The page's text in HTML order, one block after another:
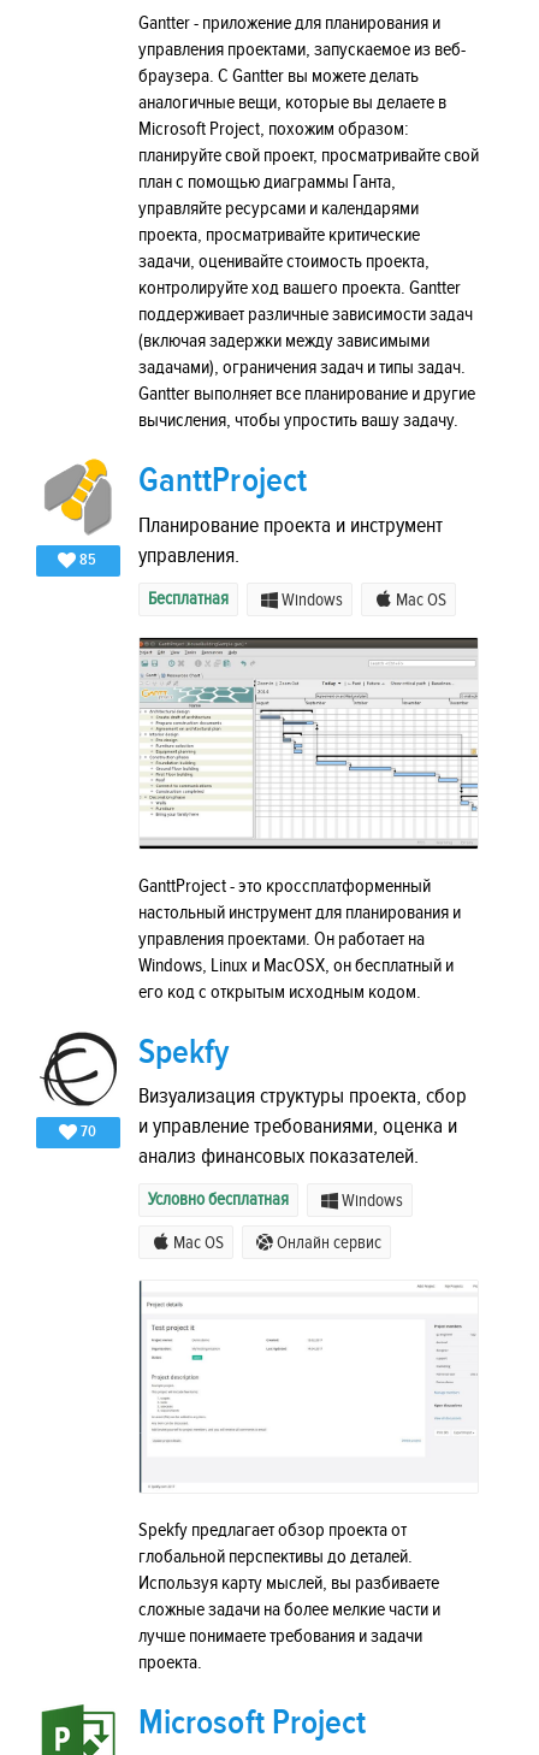
Gantter - приложение для планирования и
управления проектами, запускаемое из веб-
браузера. С Gantter вы можете делать
аналогичные вещи, которые вы делаете в
Microsoft Project, похожим образом:
планируйте свой проект, просматривайте свой
план с помощью диаграммы Ганта,
управляйте ресурсами и календарями
проекта, просматривайте критические
задачи, оценивайте стоимость проекта,
контролируйте ход вашего проекта. Gantter
поддерживает различные зависимости задач
(включая задержки между зависимыми
задачами), ограничения задач и типы задач.
Gantter выполняет все планирование и другие
вычисления, чтобы упростить вашу задачу.
85
GanttProject
Планирование проекта и инструмент
управления.
Бесплатная Windows Mac OS
GanttProject - это кроссплатформенный
настольный инструмент для планирования и
управления проектами. Он работает на
Windows, Linux и MacOSX, он бесплатный и
его код с открытым исходным кодом.
70
Spekfy
Визуализация структуры проекта, сбор
и управление требованиями, оценка и
анализ финансовых показателей.
Условно бесплатная Windows
Mac OS Онлайн сервис
Spekfy предлагает обзор проекта от
глобальной перспективы до деталей.
Используя карту мыслей, вы разбиваете
сложные задачи на более мелкие части и
лучше понимаете требования и задачи
проекта.
Microsoft Project